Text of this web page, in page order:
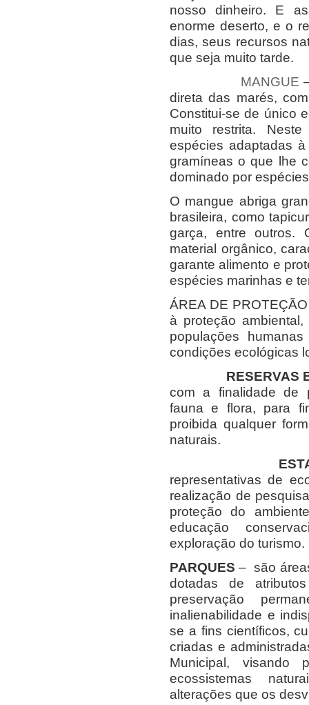
nosso dinheiro. E
enorme deserto, e o
dias, seus recursos
que seja muito tarde.
MANGUE
direta das marés,
Constitui-se de único
muito restrita. Neste
espécies adaptadas
gramíneas o que lhe
dominado por
O mangue abriga
brasileira, como
garça, entre outros.
material orgânico,
garante alimento e
espécies marinhas e
ÁREA DE
à proteção
populações
condições ecológicas
RESERVAS
com a finalidade de
fauna e flora, para
proibida qualquer
naturais.
representativas de
realização de
proteção do
educação
exploração do turismo.
PARQUES – são
dotadas de
preservação
inalienabilidade e
se a fins científicos,
criadas e
Municipal, visando
ecossistemas
alterações que os